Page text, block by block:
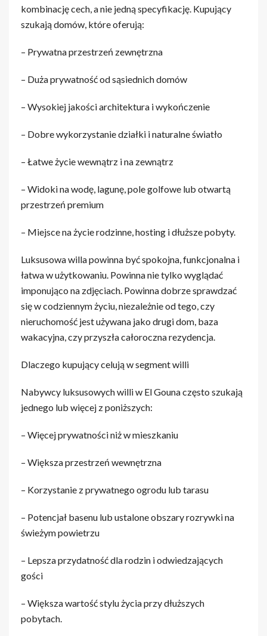
kombinację cech, a nie jedną specyfikację. Kupujący
szukają domów, które oferują:
– Prywatna przestrzeń zewnętrzna
– Duża prywatność od sąsiednich domów
– Wysokiej jakości architektura i wykończenie
– Dobre wykorzystanie działki i naturalne światło
– Łatwe życie wewnątrz i na zewnątrz
– Widoki na wodę, lagunę, pole golfowe lub otwartą
przestrzeń premium
– Miejsce na życie rodzinne, hosting i dłuższe pobyty.
Luksusowa willa powinna być spokojna, funkcjonalna i
łatwa w użytkowaniu. Powinna nie tylko wyglądać
imponująco na zdjęciach. Powinna dobrze sprawdzać
się w codziennym życiu, niezależnie od tego, czy
nieruchomość jest używana jako drugi dom, baza
wakacyjna, czy przyszła całoroczna rezydencja.
Dlaczego kupujący celują w segment willi
Nabywcy luksusowych willi w El Gouna często szukają
jednego lub więcej z poniższych:
– Więcej prywatności niż w mieszkaniu
– Większa przestrzeń wewnętrzna
– Korzystanie z prywatnego ogrodu lub tarasu
– Potencjał basenu lub ustalone obszary rozrywki na
świeżym powietrzu
– Lepsza przydatność dla rodzin i odwiedzających
gości
– Większa wartość stylu życia przy dłuższych
pobytach.